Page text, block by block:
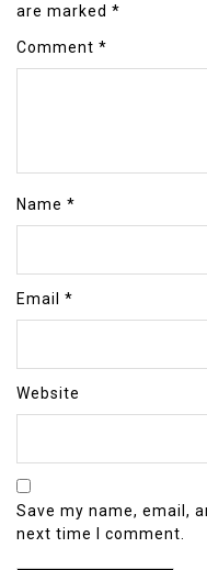
are marked *
Comment *
Name *
Email *
Website
Save my name, email,
next time I comment.